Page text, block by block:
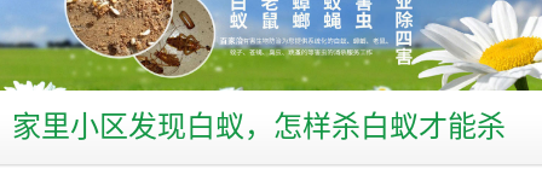
家里小区发现白蚁，怎样杀白蚁才能杀